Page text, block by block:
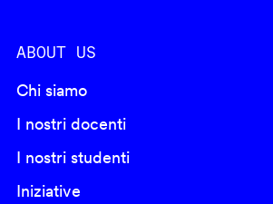
ABOUT US
Chi siamo
I nostri docenti
I nostri studenti
Iniziative